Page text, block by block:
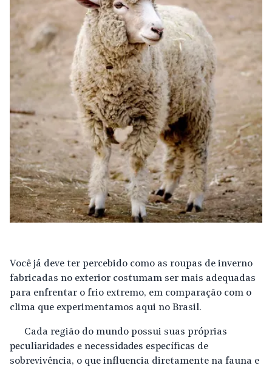
Você já deve ter percebido como as roupas de inverno
fabricadas no exterior costumam ser mais adequadas
para enfrentar o frio extremo, em comparação com o
clima que experimentamos aqui no Brasil.
Cada região do mundo possui suas próprias
peculiaridades e necessidades específicas de
sobrevivência, o que influencia diretamente na fauna e